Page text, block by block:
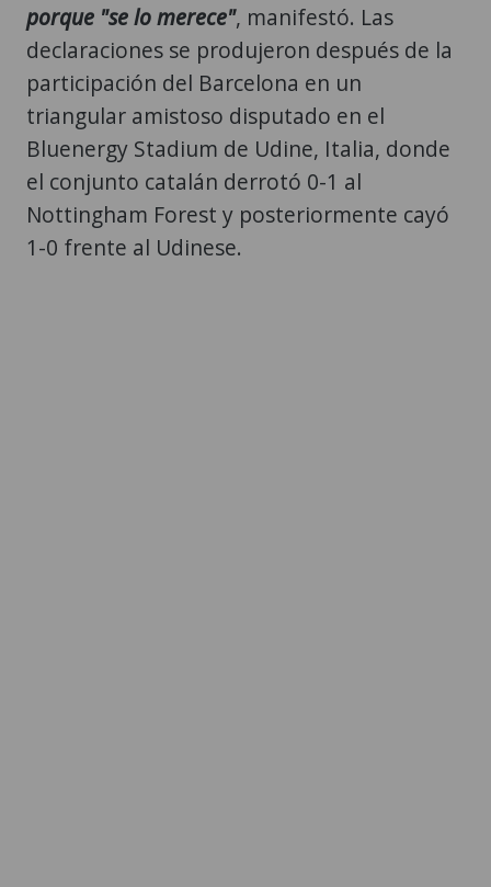
porque "se lo merece", manifestó. Las
declaraciones se produjeron después de la
participación del Barcelona en un
triangular amistoso disputado en el
Bluenergy Stadium de Udine, Italia, donde
el conjunto catalán derrotó 0-1 al
Nottingham Forest y posteriormente cayó
1-0 frente al Udinese.